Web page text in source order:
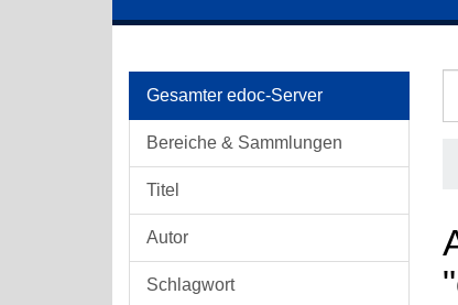
Gesamter edoc-Server
Bereiche & Sammlungen
Titel
Autor
Schlagwort